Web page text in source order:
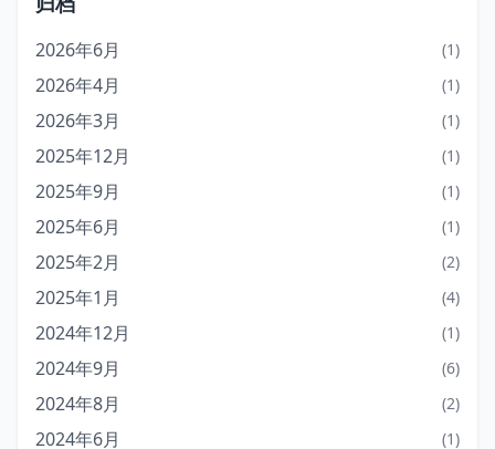
2026年6月 (1)
2026年4月 (1)
2026年3月 (1)
2025年12月 (1)
2025年9月 (1)
2025年6月 (1)
2025年2月 (2)
2025年1月 (4)
2024年12月 (1)
2024年9月 (6)
2024年8月 (2)
2024年6月 (1)